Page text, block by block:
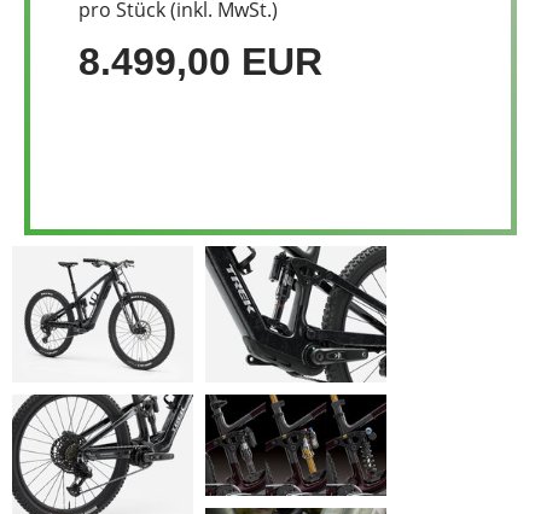
pro Stück (inkl. MwSt.)
8.499,00 EUR